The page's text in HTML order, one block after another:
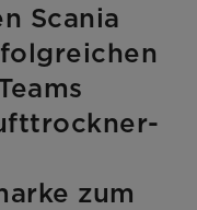
Scania
zum